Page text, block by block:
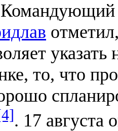
указать
то, что
. 17 августа